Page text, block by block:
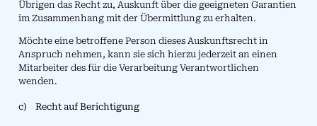
Übrigen das Recht zu, Auskunft über die geeigneten Garantien
im Zusammenhang mit der Übermittlung zu erhalten.
Möchte eine betroffene Person dieses Auskunftsrecht in
Anspruch nehmen, kann sie sich hierzu jederzeit an einen
Mitarbeiter des für die Verarbeitung Verantwortlichen
wenden.
c) Recht auf Berichtigung